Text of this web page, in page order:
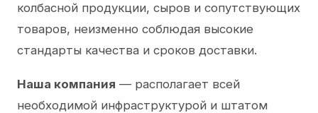
колбасной продукции, сыров и сопутствующих
товаров, неизменно соблюдая высокие
стандарты качества и сроков доставки.
Наша компания — располагает всей
необходимой инфраструктурой и штатом